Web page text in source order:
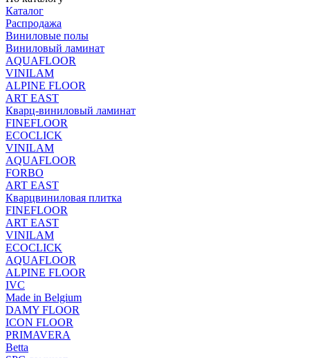
Каталог
Распродажа
Виниловые полы
Виниловый ламинат
AQUAFLOOR
VINILAM
ALPINE FLOOR
ART EAST
Кварц-виниловый ламинат
FINEFLOOR
ECOCLICK
VINILAM
AQUAFLOOR
FORBO
ART EAST
Кварцвиниловая плитка
FINEFLOOR
ART EAST
VINILAM
ECOCLICK
AQUAFLOOR
ALPINE FLOOR
IVC
Made in Belgium
DAMY FLOOR
ICON FLOOR
PRIMAVERA
Betta